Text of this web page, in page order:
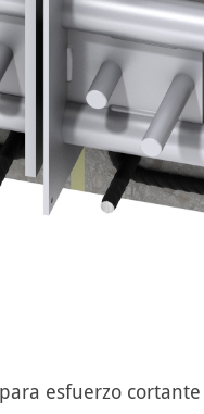
esfuerzo cortante